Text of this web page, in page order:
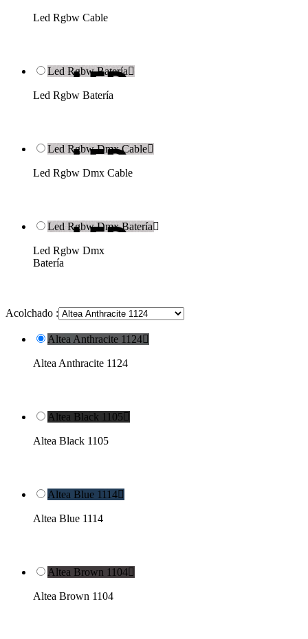
Led Rgbw Cable
Led Rgbw Batería
Led Rgbw Batería
Led Rgbw Dmx Cable
Led Rgbw Dmx Cable
Led Rgbw Dmx Batería
Led Rgbw Dmx
Batería
Acolchado :
Altea Anthracite 1124
Altea Anthracite 1124
Altea Black 1105
Altea Black 1105
Altea Blue 1114
Altea Blue 1114
Altea Brown 1104
Altea Brown 1104